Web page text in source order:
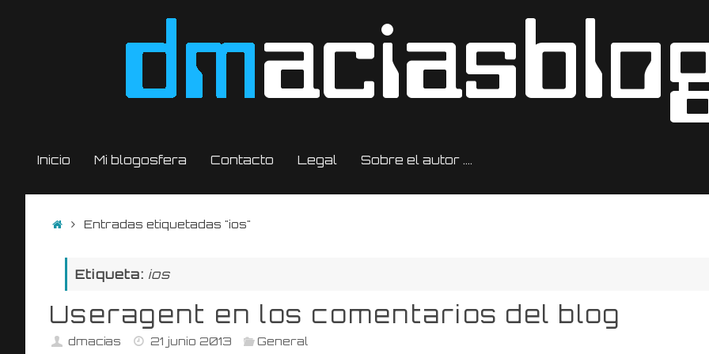
Inicio Mi blogosfera Contacto Legal Sobre el autor ….
InicioEntradas etiquetadas "ios"
Etiqueta: ios
Useragent en los comentarios del blog
dmacias 21 junio 2013
General